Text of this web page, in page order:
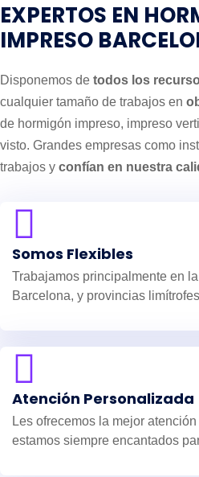
EXPERTOS EN
IMPRESO
Disponemos de todos los
cualquier tamaño de trabajos en
de hormigón impreso, impreso
visto. Grandes empresas como
trabajos y confían en nuestra
Somos Flexibles
Trabajamos principalmente en
Barcelona, y provincias
Atención Personalizada
Les ofrecemos la mejor
estamos siempre encantados